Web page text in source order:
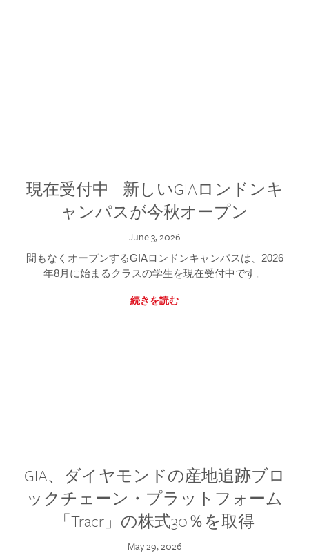
現在受付中 – 新しいGIAロンドンキ
ャンパスが今秋オープン
June 3, 2026
間もなくオープンするGIAロンドンキャンパスは、2026
年8月に始まるクラスの学生を現在受付中です。
続きを読む
GIA、ダイヤモンドの産地追跡ブロ
ックチェーン・プラットフォーム
「Tracr」の株式30％を取得
May 29, 2026